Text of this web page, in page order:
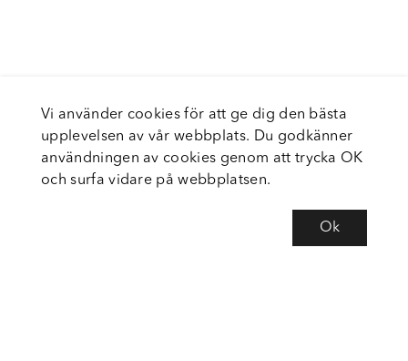
Vi använder cookies för att ge dig den bästa
upplevelsen av vår webbplats. Du godkänner
användningen av cookies genom att trycka OK
och surfa vidare på webbplatsen.
Ok